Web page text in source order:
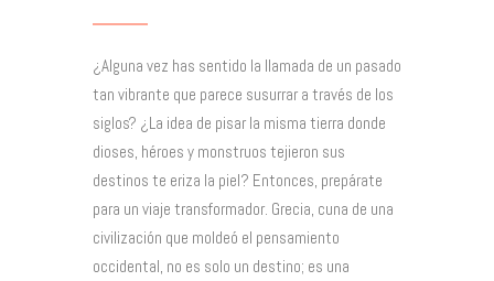
¿Alguna vez has sentido la llamada de un pasado
tan vibrante que parece susurrar a través de los
siglos? ¿La idea de pisar la misma tierra donde
dioses, héroes y monstruos tejieron sus
destinos te eriza la piel? Entonces, prepárate
para un viaje transformador. Grecia, cuna de una
civilización que moldeó el pensamiento
occidental, no es solo un destino; es una